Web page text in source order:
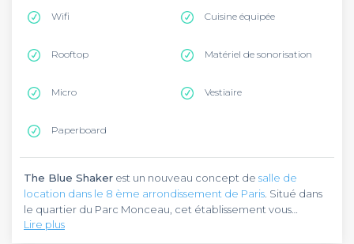
Wifi Cuisine équipée
Rooftop Matériel de sonorisation
Micro Vestiaire
Paperboard
The Blue Shaker est un nouveau concept de salle de
location dans le 8 ème arrondissement de Paris . Situé dans
le quartier du Parc Monceau, cet établissement vous
propose du living office, un nouveau concept qui a pour but
de provoquer les échanges et de créer des expériences de
C’est dans un ancien hôtel particulier de 1200m2 quethe
Lire plus